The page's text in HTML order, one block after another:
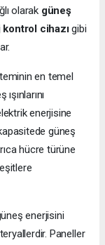
olarak güneş
kontrol cihazıgibi
en temel
enerjisine
güneş
hücre türüne
enerjisini
Paneller